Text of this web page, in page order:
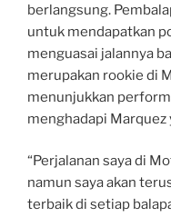
berlangsung.
untuk mendapatkan
menguasai jalannya
merupakan rookie di
menunjukkan
menghadapi
“Perjalanan saya di
namun saya akan
terbaik di setiap